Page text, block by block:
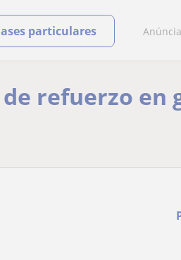
particulares
refuerzo en